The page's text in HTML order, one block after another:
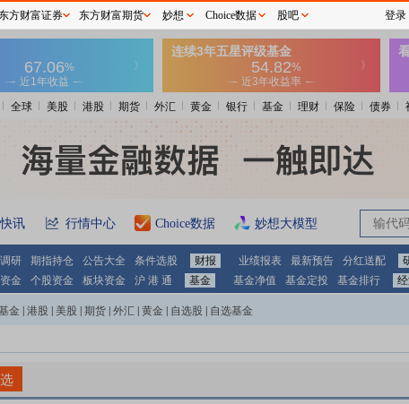
全球 美股 港股 期货 外汇 黄金 银行 基金 理财 保险 债券
讯 行情中心 Choice数据 妙想大模型
研 期指持仓 公告大全 条件选股 财报 业绩报表 最新预告 分红送配
金 个股资金 板块资金 沪 港 通 基金 基金净值 基金定投 基金排行
金 港股 美股 期货 外汇 黄金 自选股 自选基金
方财富证券 东方财富期货 妙想 Choice数据 股吧 登录